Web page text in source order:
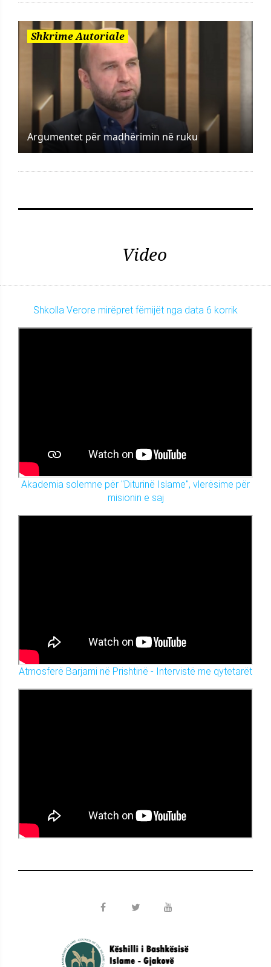
Shkrime Autoriale
Argumentet për madhërimin në ruku
Video
Shkolla Verore mirëpret fëmijët nga data 6 korrik
Akademia solemne për "Diturinë Islame", vlerësime për
misionin e saj
Atmosferë Barjami në Prishtinë - Intervistë me qytetarët